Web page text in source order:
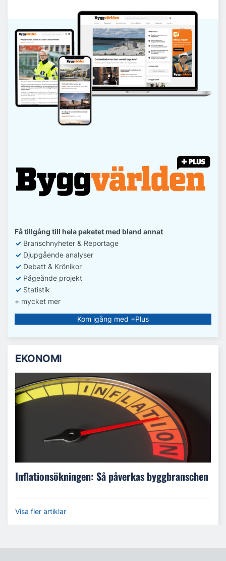
Få tillgång till hela paketet med bland annat
✓ Branschnyheter & Reportage
✓ Djupgående analyser
✓ Debatt & Krönikor
✓ Pågeånde projekt
✓ Statistik
+ mycket mer
Kom igång med +Plus
EKONOMI
Inflationsökningen: Så påverkas byggbranschen
Visa fler artiklar